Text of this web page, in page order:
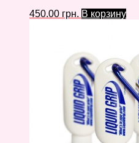
450.00 грн. В корзину